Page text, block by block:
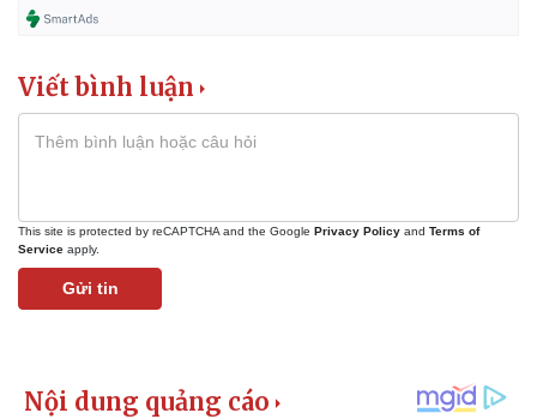
Viết bình luận
This site is protected by reCAPTCHA and the Google Privacy Policy and Terms of
Service apply.
Gửi tin